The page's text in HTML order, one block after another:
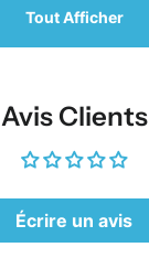
Tout Afficher
Avis Clients
Écrire un avis